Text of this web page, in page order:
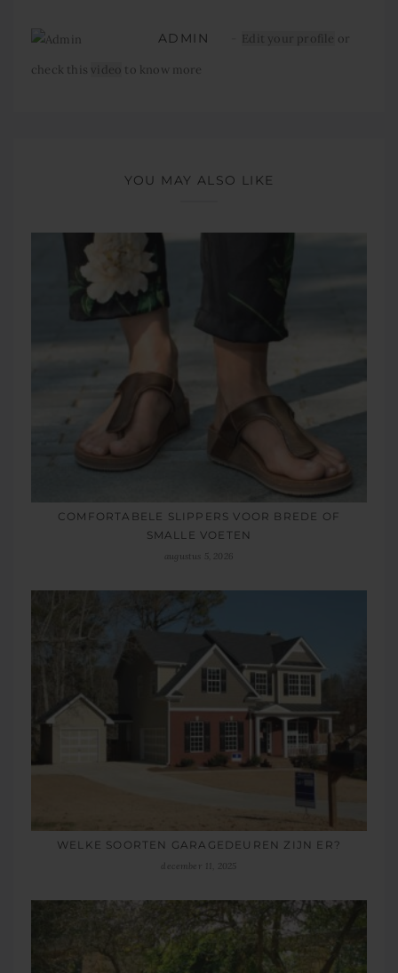
ADMIN Edit your profile or
check this video to know more
YOU MAY ALSO LIKE
COMFORTABELE SLIPPERS VOOR BREDE OF
SMALLE VOETEN
augustus 5, 2026
WELKE SOORTEN GARAGEDEUREN ZIJN ER?
december 11, 2025